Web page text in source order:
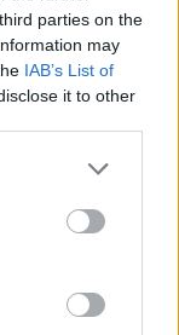
parties on the
may
IAB’s List of
it to other